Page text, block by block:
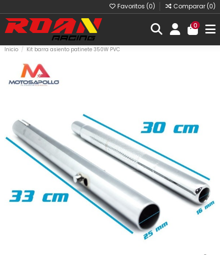
Favoritos (0) Comparar (0)
0
Inicio Kit barra asiento patinete 350W PVC